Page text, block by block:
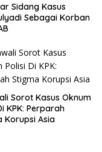
Sidang Kasus
Sebagai Korban
Sorot Kasus Oknum
KPK: Perparah
Korupsi Asia